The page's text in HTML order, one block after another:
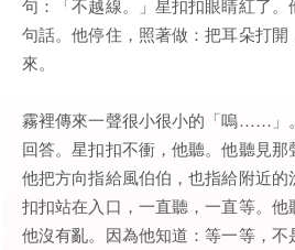
句：「不越線。」星扣扣眼睛紅了
句話。他停住，照著做：把耳朵打
來。
霧裡傳來一聲很小很小的「嗚……」
回答。星扣扣不衝，他聽。他聽見那
他把方向指給風伯伯，也指給附近的
扣扣站在入口，一直聽，一直等。
他沒有亂。因為他知道：等一等，